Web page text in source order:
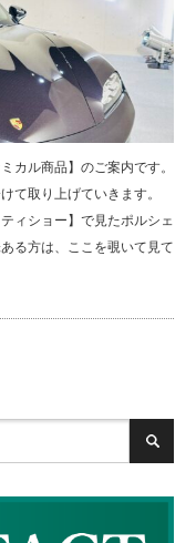
カル商品】のご案内です。
て取り上げていきます。
ィショー】で見たポルシェ
る方は、ここを覗いて見て